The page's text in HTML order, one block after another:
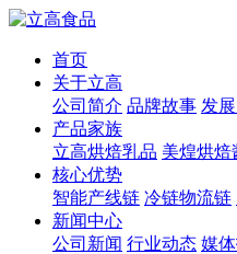
首页
关于立高
公司简介 品牌故事 发
产品家族
立高烘焙乳品 美煌烘焙
核心优势
智能产线链 冷链物流链
新闻中心
公司新闻 行业动态 媒